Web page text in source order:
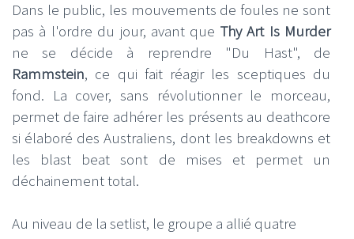
Dans le public, les mouvements de foules ne sont
pas à l'ordre du jour, avant que Thy Art Is Murder
ne se décide à reprendre "Du Hast", de
Rammstein, ce qui fait réagir les sceptiques du
fond. La cover, sans révolutionner le morceau,
permet de faire adhérer les présents au deathcore
si élaboré des Australiens, dont les breakdowns et
les blast beat sont de mises et permet un
déchainement total.
Au niveau de la setlist, le groupe a allié quatre